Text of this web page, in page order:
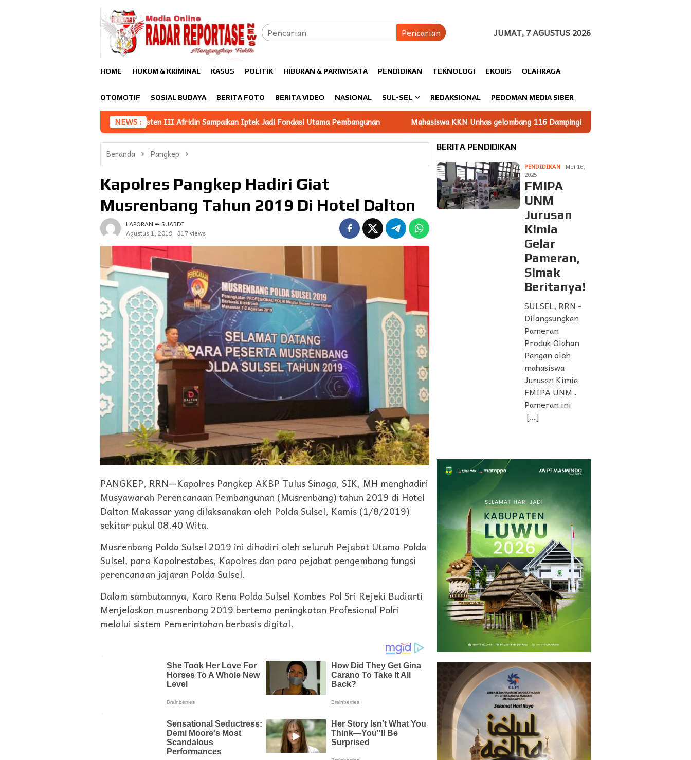
Pencarian JUMAT, 7 AGUSTUS 2026
HOME HUKUM & KRIMINAL KASUS POLITIK HIBURAN & PARIWISATA PENDIDIKAN TEKNOLOGI EKOBIS OLAHRAGA
OTOMOTIF SOSIAL BUDAYA BERITA FOTO BERITA VIDEO NASIONAL SUL-SEL REDAKSIONAL PEDOMAN MEDIA SIBER
NEWS :
Iptek Daerah, Asisten III Afridin Sampaikan Iptek Jadi Fondasi Utama Pembangunan Mahasiswa KKN Unhas gelombang 116 Dampingi UMKM Minasatene Bangun Odentitas Produk
Beranda Pangkep
Kapolres Pangkep Hadiri Giat
Musrenbang Tahun 2019 Di Hotel Dalton
LAPORAN ➨ SUARDI
Agustus 1, 2019 317 views
PANGKEP, RRN—Kapolres Pangkep AKBP Tulus Sinaga, SIK, MH menghadiri
Musyawarah Perencanaan Pembangunan (Musrenbang) tahun 2019 di Hotel
Dalton Makassar yang dilaksanakan oleh Polda Sulsel, Kamis (1/8/2019)
sekitar pukul 08.40 Wita.
Musrenbang Polda Sulsel 2019 ini dihadiri oleh seluruh Pejabat Utama Polda
Sulsel, para Kapolrestabes, Kapolres dan para pejabat pengembang fungsi
perencanaan jajaran Polda Sulsel.
Dalam sambutannya, Karo Rena Polda Sulsel Kombes Pol Sri Rejeki Budiarti
Menjelaskan musrenbang 2019 bertema peningkatan Profesional Polri
melalui sistem Pemerintahan berbasis digital.
BERITA PENDIDIKAN
PENDIDIKAN
Mei 16,
2025
FMIPA
UNM
Jurusan
Kimia
Gelar
Pameran,
Simak
Beritanya!
SULSEL, RRN -
Dilangsungkan
Pameran
Produk Olahan
Pangan oleh
mahasiswa
Jurusan Kimia
FMIPA UNM .
Pameran ini
[…]